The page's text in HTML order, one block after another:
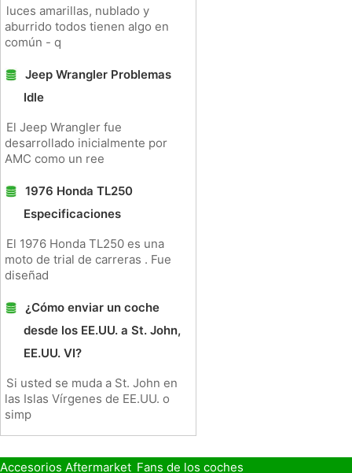
luces amarillas, nublado y
aburrido todos tienen algo en
común - q
Jeep Wrangler Problemas
Idle
El Jeep Wrangler fue
desarrollado inicialmente por
AMC como un ree
1976 Honda TL250
Especificaciones
El 1976 Honda TL250 es una
moto de trial de carreras . Fue
diseñad
¿Cómo enviar un coche
desde los EE.UU. a St. John,
EE.UU. VI?
Si usted se muda a St. John en
las Islas Vírgenes de EE.UU. o
simp
Accesorios Aftermarket Fans de los coches